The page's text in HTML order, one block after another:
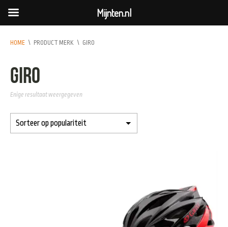
HOME \ PRODUCT MERK \ GIRO
Giro
Enige resultaat weergegeven
Mijnten.nl